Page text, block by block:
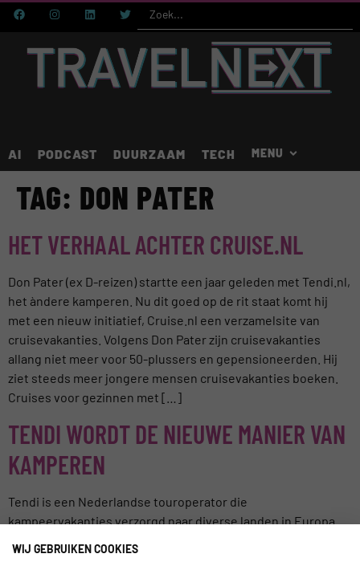
AI PODCAST DUURZAAM TECH
TAG: DON PATER
HET VERHAAL ACHTER CRUISE.NL
Don Pater (ex D-reizen) startte een jaar geleden met Tendi.nl,
het àndere kamperen. Nu dit goed op de rit staat komt hij
met een nieuw initiatief, Cruise.nl een verzamelsite van
cruisevakanties. Volgens Don Pater zijn cruisevakanties
allang niet meer voor 50-plussers en gepensioneerden. Hij
ziet steeds meer jongere mensen cruisevakanties boeken.
Cruises voor gezinnen met […]
TENDI WORDT DE NIEUWE MANIER VAN
KAMPEREN
Tendi is een Nederlandse touroperator die
kampeervakanties verzorgd naar diverse landen in Europa.
WIJ GEBRUIKEN COOKIES